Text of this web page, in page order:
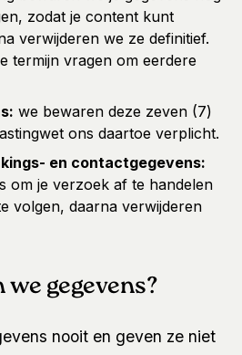
zodat je content kunt
verwijderen we ze definitief.
termijn vragen om eerdere
we bewaren deze zeven (7)
ons daartoe verplicht.
en contactgegevens:
om je verzoek af te handelen
volgen, daarna verwijderen
gegevens?
nooit en geven ze niet